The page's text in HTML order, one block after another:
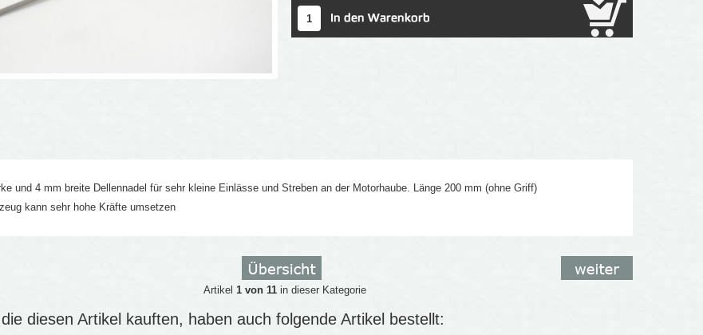
und 4 mm breite Dellennadel für sehr kleine Einlässe und Streben an der Motorhaube. Länge 200 mm (ohne Griff)
kann sehr hohe Kräfte umsetzen
Artikel 1 von 11 in dieser Kategorie
diesen Artikel kauften, haben auch folgende Artikel bestellt: